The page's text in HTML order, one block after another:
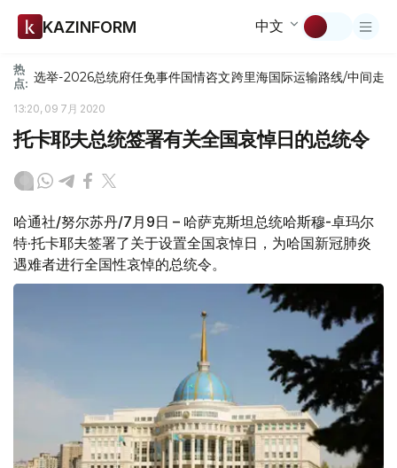
KAZINFORM 中文
热
点: 选举-2026总统府任免事件国情咨文跨里海国际运输路线/中间走廊
13:20, 09 7月 2020
托卡耶夫总统签署有关全国哀悼日的总统令
哈通社/努尔苏丹/7月9日 – 哈萨克斯坦总统哈斯穆-卓玛尔
特·托卡耶夫签署了关于设置全国哀悼日，为哈国新冠肺炎
遇难者进行全国性哀悼的总统令。